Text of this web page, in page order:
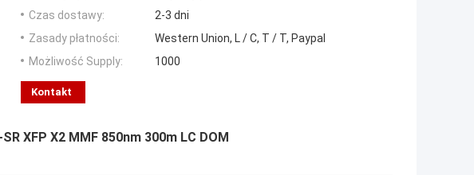
Czas dostawy:
2-3 dni
Zasady płatności:
Western Union, L / C, T / T, Paypal
Możliwość Supply:
1000
Kontakt
XFP X2 MMF 850nm 300m LC DOM